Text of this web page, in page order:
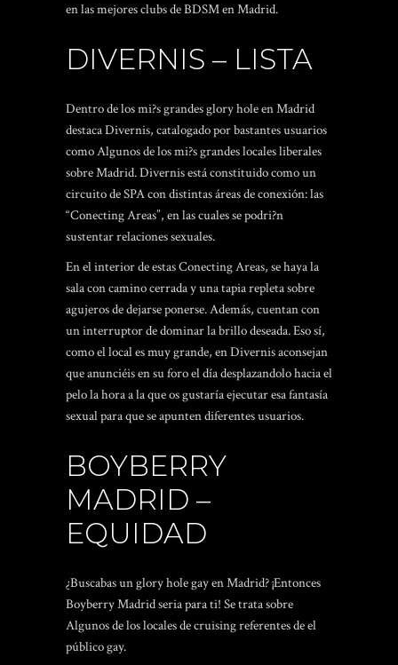
en las mejores clubs de BDSM en Madrid.
DIVERNIS – LISTA
Dentro de los mi?s grandes glory hole en Madrid
destaca Divernis, catalogado por bastantes usuarios
como Algunos de los mi?s grandes locales liberales
sobre Madrid. Divernis está constituido como un
circuito de SPA con distintas áreas de conexión: las
“Conecting Areas”, en las cuales se podri?n
sustentar relaciones sexuales.
En el interior de estas Conecting Areas, se haya la
sala con camino cerrada y una tapia repleta sobre
agujeros de dejarse ponerse. Además, cuentan con
un interruptor de dominar la brillo deseada. Eso sí,
como el local es muy grande, en Divernis aconsejan
que anunciéis en su foro el día desplazandolo hacia el
pelo la hora a la que os gustaría ejecutar esa fantasía
sexual para que se apunten diferentes usuarios.
BOYBERRY
MADRID –
EQUIDAD
¿Buscabas un glory hole gay en Madrid? ¡Entonces
Boyberry Madrid seri­a para ti! Se trata sobre
Algunos de los locales de cruising referentes de el
público gay.